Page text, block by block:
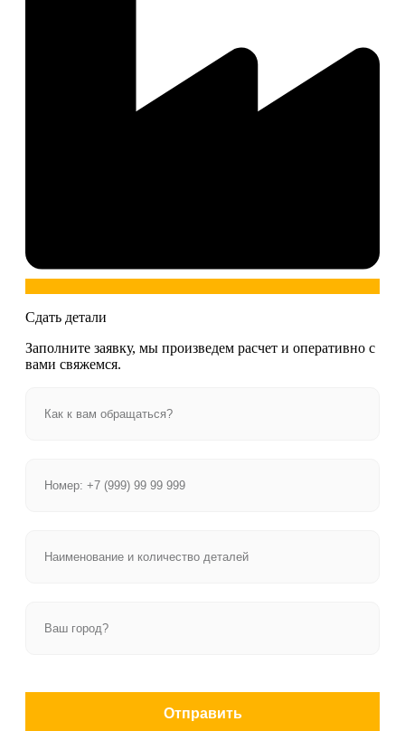
Сдать детали
Заполните заявку, мы произведем расчет и оперативно с
вами свяжемся.
Отправить